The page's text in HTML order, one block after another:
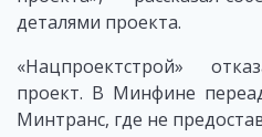
деталями проекта.
«Нацпроектстрой»
проект. В Минфине
Минтранс, где не